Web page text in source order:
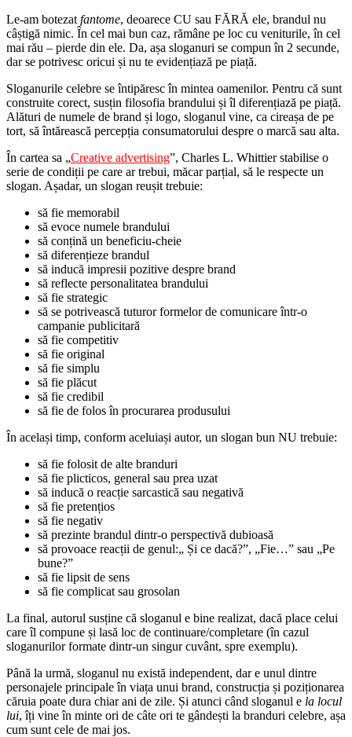
Le-am botezat fantome, deoarece CU sau FĂRĂ ele, brandul nu
câștigă nimic. În cel mai bun caz, rămâne pe loc cu veniturile, în cel
mai rău – pierde din ele. Da, așa sloganuri se compun în 2 secunde,
dar se potrivesc oricui și nu te evidențiază pe piață.
Sloganurile celebre se întipăresc în mintea oamenilor. Pentru că sunt
construite corect, susțin filosofia brandului și îl diferențiază pe piață.
Alături de numele de brand și logo, sloganul vine, ca cireașa de pe
tort, să întărească percepția consumatorului despre o marcă sau alta.
În cartea sa „Creative advertising”, Charles L. Whittier stabilise o
serie de condiții pe care ar trebui, măcar parțial, să le respecte un
slogan. Așadar, un slogan reușit trebuie:
să fie memorabil
să evoce numele brandului
să conțină un beneficiu-cheie
să diferențieze brandul
să inducă impresii pozitive despre brand
să reflecte personalitatea brandului
să fie strategic
să se potrivească tuturor formelor de comunicare într-o
campanie publicitară
să fie competitiv
să fie original
să fie simplu
să fie plăcut
să fie credibil
să fie de folos în procurarea produsului
În același timp, conform aceluiași autor, un slogan bun NU trebuie:
să fie folosit de alte branduri
să fie plicticos, general sau prea uzat
să inducă o reacție sarcastică sau negativă
să fie pretențios
să fie negativ
să prezinte brandul dintr-o perspectivă dubioasă
să provoace reacții de genul:„ Și ce dacă?”, „Fie…” sau „Pe
bune?”
să fie lipsit de sens
să fie complicat sau grosolan
La final, autorul susține că sloganul e bine realizat, dacă place celui
care îl compune și lasă loc de continuare/completare (în cazul
sloganurilor formate dintr-un singur cuvânt, spre exemplu).
Până la urmă, sloganul nu există independent, dar e unul dintre
personajele principale în viața unui brand, construcția și poziționarea
căruia poate dura chiar ani de zile. Și atunci când sloganul e la locul
lui, îți vine în minte ori de câte ori te gândești la branduri celebre, așa
cum sunt cele de mai jos.